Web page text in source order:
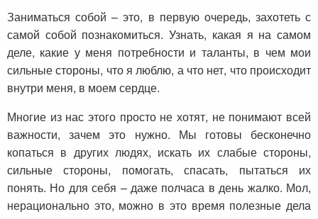
Заниматься собой – это, в первую очередь, захотеть с
самой собой познакомиться. Узнать, какая я на самом
деле, какие у меня потребности и таланты, в чем мои
сильные стороны, что я люблю, а что нет, что происходит
внутри меня, в моем сердце.
Многие из нас этого просто не хотят, не понимают всей
важности, зачем это нужно. Мы готовы бесконечно
копаться в других людях, искать их слабые стороны,
сильные стороны, помогать, спасать, пытаться их
понять. Но для себя – даже полчаса в день жалко. Мол,
нерационально это, можно в это время полезные дела